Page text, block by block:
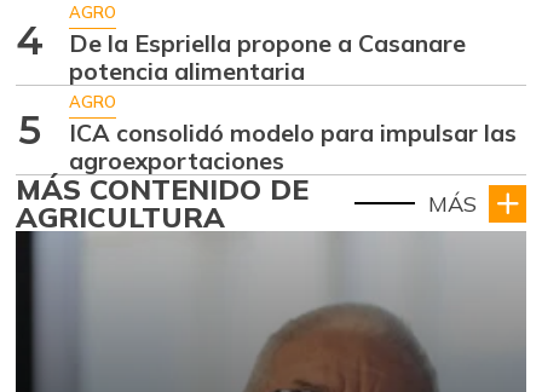
4
AGRO
De la Espriella propone a Casanare
potencia alimentaria
5
AGRO
ICA consolidó modelo para impulsar las
agroexportaciones
MÁS CONTENIDO DE
AGRICULTURA MÁS